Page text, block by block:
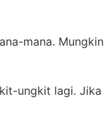
mana. Mungkin
ungkit lagi. Jika